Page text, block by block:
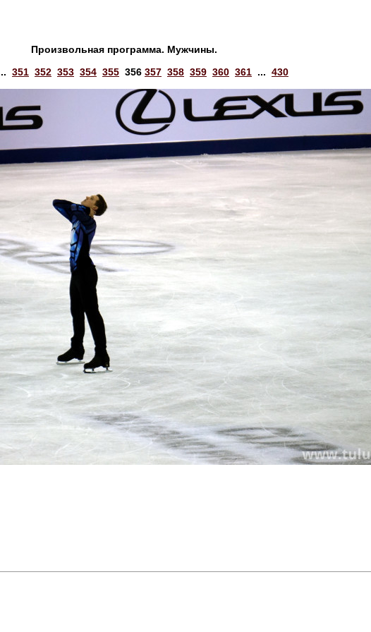
Произвольная программа. Мужчины.
351 352 353 354 355 356 357 358 359 360 361 ... 430